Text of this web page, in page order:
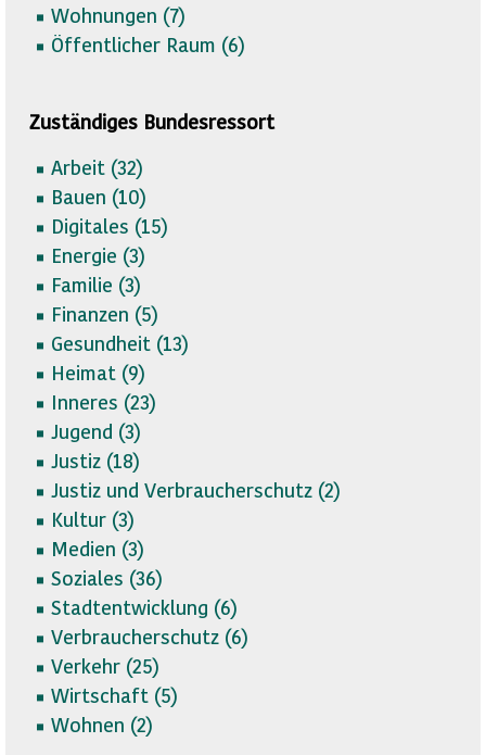
Wohnungen (7)
Öffentlicher Raum (6)
Zuständiges Bundesressort
Arbeit (32)
Bauen (10)
Digitales (15)
Energie (3)
Familie (3)
Finanzen (5)
Gesundheit (13)
Heimat (9)
Inneres (23)
Jugend (3)
Justiz (18)
Justiz und Verbraucherschutz (2)
Kultur (3)
Medien (3)
Soziales (36)
Stadtentwicklung (6)
Verbraucherschutz (6)
Verkehr (25)
Wirtschaft (5)
Wohnen (2)